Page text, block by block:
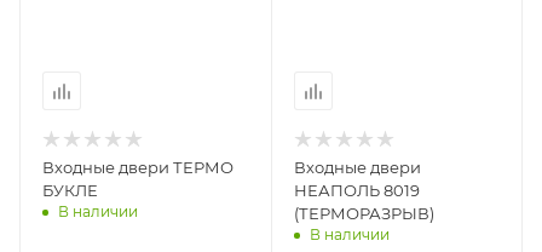
Входные двери ТЕРМО
БУКЛЕ
В наличии
Входные двери
НЕАПОЛЬ 8019
(ТЕРМОРАЗРЫВ)
В наличии